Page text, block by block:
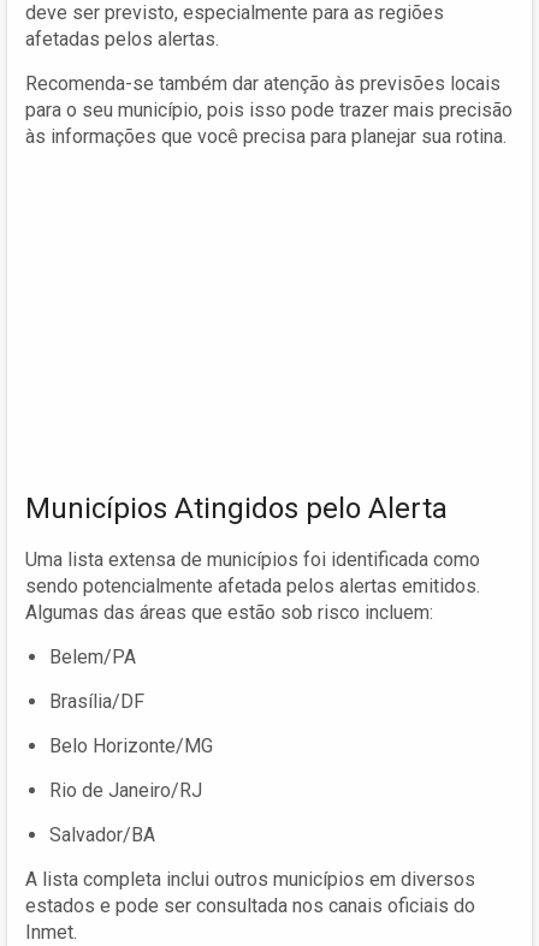
deve ser previsto, especialmente para as regiões
afetadas pelos alertas.
Recomenda-se também dar atenção às previsões locais
para o seu município, pois isso pode trazer mais precisão
às informações que você precisa para planejar sua rotina.
Municípios Atingidos pelo Alerta
Uma lista extensa de municípios foi identificada como
sendo potencialmente afetada pelos alertas emitidos.
Algumas das áreas que estão sob risco incluem:
Belem/PA
Brasília/DF
Belo Horizonte/MG
Rio de Janeiro/RJ
Salvador/BA
A lista completa inclui outros municípios em diversos
estados e pode ser consultada nos canais oficiais do
Inmet.